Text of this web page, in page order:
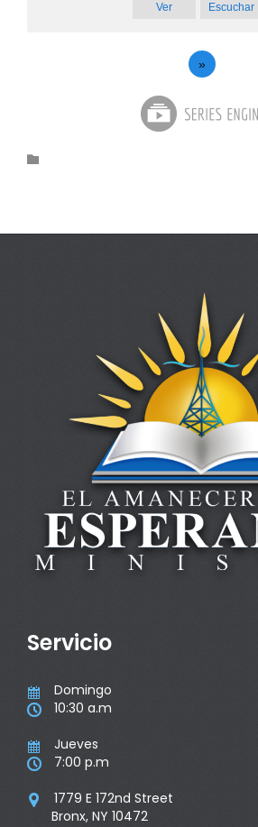
Ver Escuchar
»

Servicio
 Domingo
 10:30 a.m
 Jueves
 7:00 p.m

1779 E 172nd Street
Bronx, NY 10472